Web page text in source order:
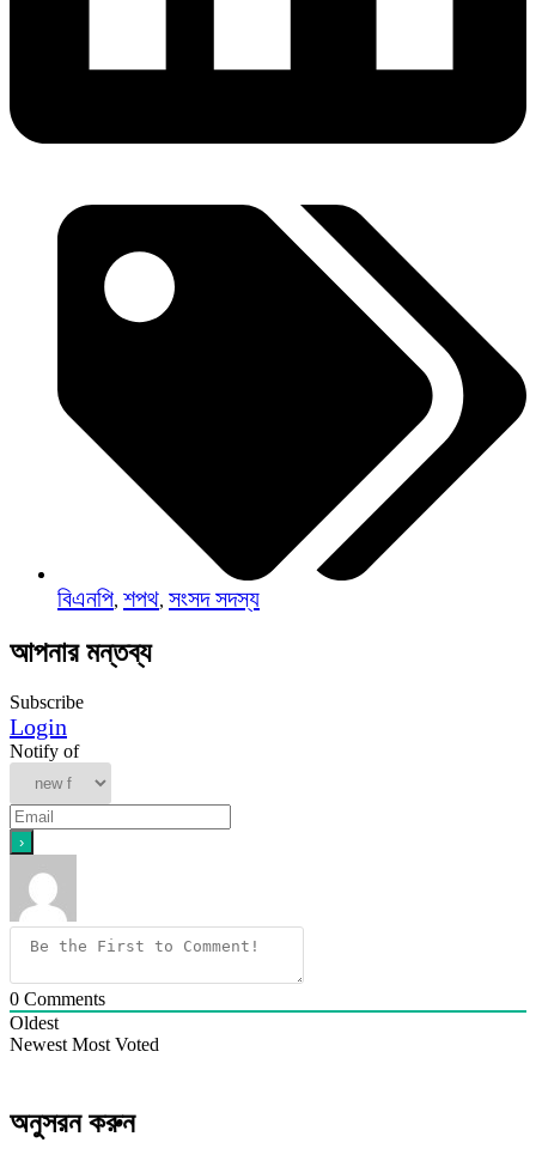
বিএনপি, শপথ, সংসদ সদস্য
আপনার মন্তব্য
Subscribe
Login
Notify of
0 Comments
Oldest
Newest Most Voted
অনুসরন করুন